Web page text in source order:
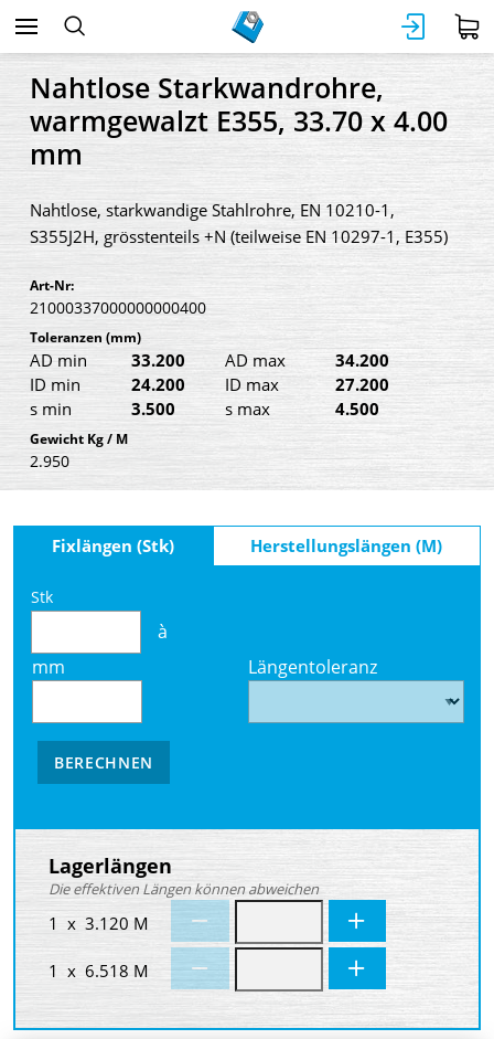
Nahtlose Starkwandrohre,
warmgewalzt E355, 33.70 x 4.00
mm
Nahtlose, starkwandige Stahlrohre, EN 10210-1,
S355J2H, grösstenteils +N (teilweise EN 10297-1, E355)
Art-Nr:
21000337000000000400
Toleranzen (mm)
AD min 33.200 AD max
34.200
ID min
24.200 ID max
27.200
s min
3.500 s max 4.500
Gewicht Kg / M
2.950
Fixlängen (Stk) Herstellungslängen (M)
Stk
à
mm
Längentoleranz
BERECHNEN
Lagerlängen
Die effektiven Längen können abweichen
1 x 3.120 M
1 x 6.518 M